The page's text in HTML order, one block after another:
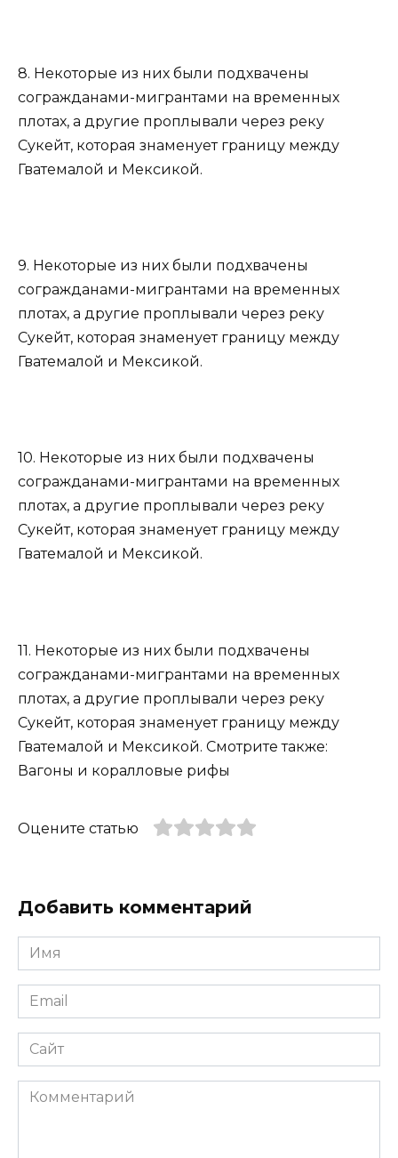
8. Некоторые из них были подхвачены
согражданами-мигрантами на временных
плотах, а другие проплывали через реку
Сукейт, которая знаменует границу между
Гватемалой и Мексикой.
9. Некоторые из них были подхвачены
согражданами-мигрантами на временных
плотах, а другие проплывали через реку
Сукейт, которая знаменует границу между
Гватемалой и Мексикой.
10. Некоторые из них были подхвачены
согражданами-мигрантами на временных
плотах, а другие проплывали через реку
Сукейт, которая знаменует границу между
Гватемалой и Мексикой.
11. Некоторые из них были подхвачены
согражданами-мигрантами на временных
плотах, а другие проплывали через реку
Сукейт, которая знаменует границу между
Гватемалой и Мексикой. Смотрите также:
Вагоны и коралловые рифы
Оцените статью
Добавить комментарий
Имя
*
Email
*
Сайт
Комментарий